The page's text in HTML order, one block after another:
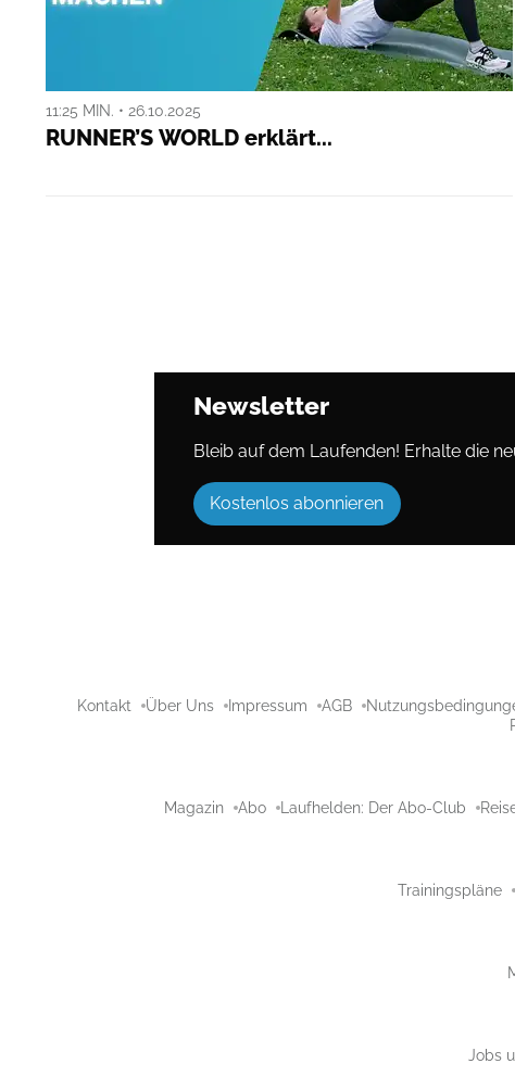
11:25 MIN. • 26.10.2025
RUNNER’S WORLD erklärt...
Newsletter
Bleib auf dem Laufenden! Erhalte die
Kostenlos abonnieren
Kontakt Über Uns Impressum AGB
Magazin Abo Laufhelden: Der Abo-Club
Trainingspläne
Jobs